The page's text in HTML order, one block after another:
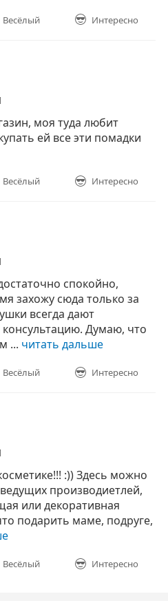
Весёлый Интересно
моя туда любит
ей все эти помадки
Весёлый Интересно
спокойно,
захожу сюда только за
всегда дают
Думаю, что
... читать дальше
Весёлый Интересно
:)) Здесь можно
производиетлей,
или декоративная
подарить маме, подруге,
Весёлый Интересно